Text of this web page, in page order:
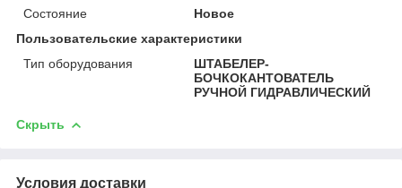
Состояние
Новое
Пользовательские характеристики
Тип оборудования
ШТАБЕЛЕР-
БОЧКОКАНТОВАТЕЛЬ
РУЧНОЙ ГИДРАВЛИЧЕСКИЙ
Скрыть
Условия доставки